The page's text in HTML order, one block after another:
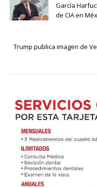
García
de CIA en
Trump publica imagen de